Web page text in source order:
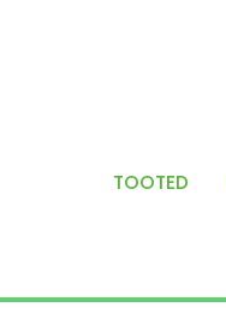
TOOTED